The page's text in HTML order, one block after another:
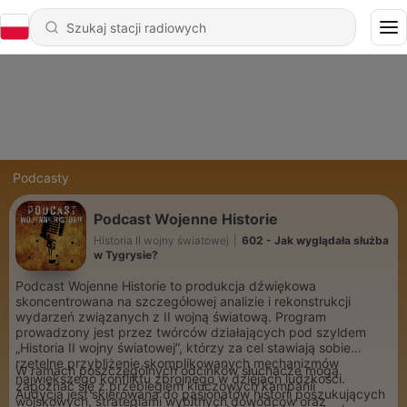
Podcasty
Podcast Wojenne Historie
Historia II wojny światowej
602 - Jak wyglądała służba
w Tygrysie?
Podcast Wojenne Historie to produkcja dźwiękowa
skoncentrowana na szczegółowej analizie i rekonstrukcji
wydarzeń związanych z II wojną światową. Program
prowadzony jest przez twórców działających pod szyldem
„Historia II wojny światowej”, którzy za cel stawiają sobie
rzetelne przybliżenie skomplikowanych mechanizmów
największego konfliktu zbrojnego w dziejach ludzkości.
Audycja jest skierowana do pasjonatów historii poszukujących
W ramach poszczególnych odcinków słuchacze mogą
zapoznać się z przebiegiem kluczowych kampanii
wojskowych, strategiami wybitnych dowódców oraz